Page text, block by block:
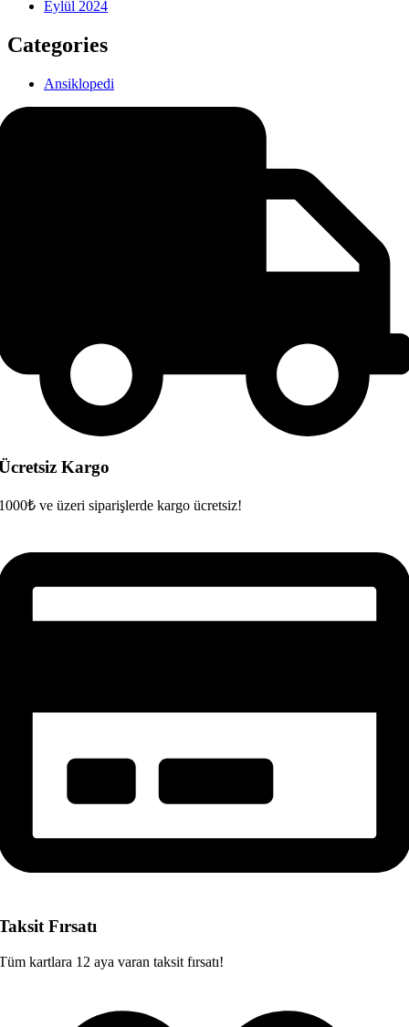
Eylül 2024
Categories
Ansiklopedi
Kargo
ve üzeri siparişlerde kargo ücretsiz!
Fırsatı
kartlara 12 aya varan taksit fırsatı!